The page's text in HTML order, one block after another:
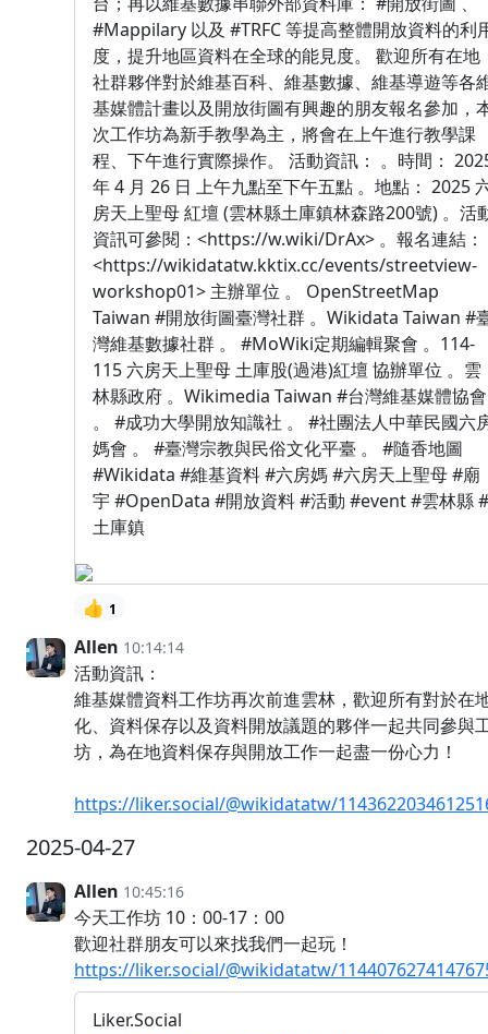
#Mappilary 以及 #TRFC 等提高整體開放資料的利
度，提升地區資料在全球的能見度。 歡迎所有在地
社群夥伴對於維基百科、維基數據、維基導遊等各
基媒體計畫以及開放街圖有興趣的朋友報名參加，
次工作坊為新手教學為主，將會在上午進行教學課
程、下午進行實際操作。 活動資訊： 。時間：
年 4 月 26 日 上午九點至下午五點 。地點： 2025
房天上聖母 紅壇 (雲林縣土庫鎮林森路200號) 。活
資訊可參閱：<https://w.wiki/DrAx> 。報名連結：
<https://wikidatatw.kktix.cc/events/streetview-
workshop01> 主辦單位 。 OpenStreetMap
Taiwan #開放街圖臺灣社群 。Wikidata Taiwan #
灣維基數據社群 。 #MoWiki定期編輯聚會 。114-
115 六房天上聖母 土庫股(過港)紅壇 協辦單位 。雲
林縣政府 。Wikimedia Taiwan #台灣維基媒體協會
。 #成功大學開放知識社 。 #社團法人中華民國六
媽會 。 #臺灣宗教與民俗文化平臺 。 #隨香地圖
#Wikidata #維基資料 #六房媽 #六房天上聖母 #廟
宇 #OpenData #開放資料 #活動 #event #雲林縣 #
土庫鎮
👍 1
Allen 10:14:14
活動資訊：
維基媒體資料工作坊再次前進雲林，歡迎所有對於在
化、資料保存以及資料開放議題的夥伴一起共同參與
坊，為在地資料保存與開放工作一起盡一份心力！
https://liker.social/@wikidatatw/
2025-04-27
Allen 10:45:16
今天工作坊 10：00-17：00
歡迎社群朋友可以來找我們一起玩！
https://liker.social/@wikidatatw/
Liker.Social